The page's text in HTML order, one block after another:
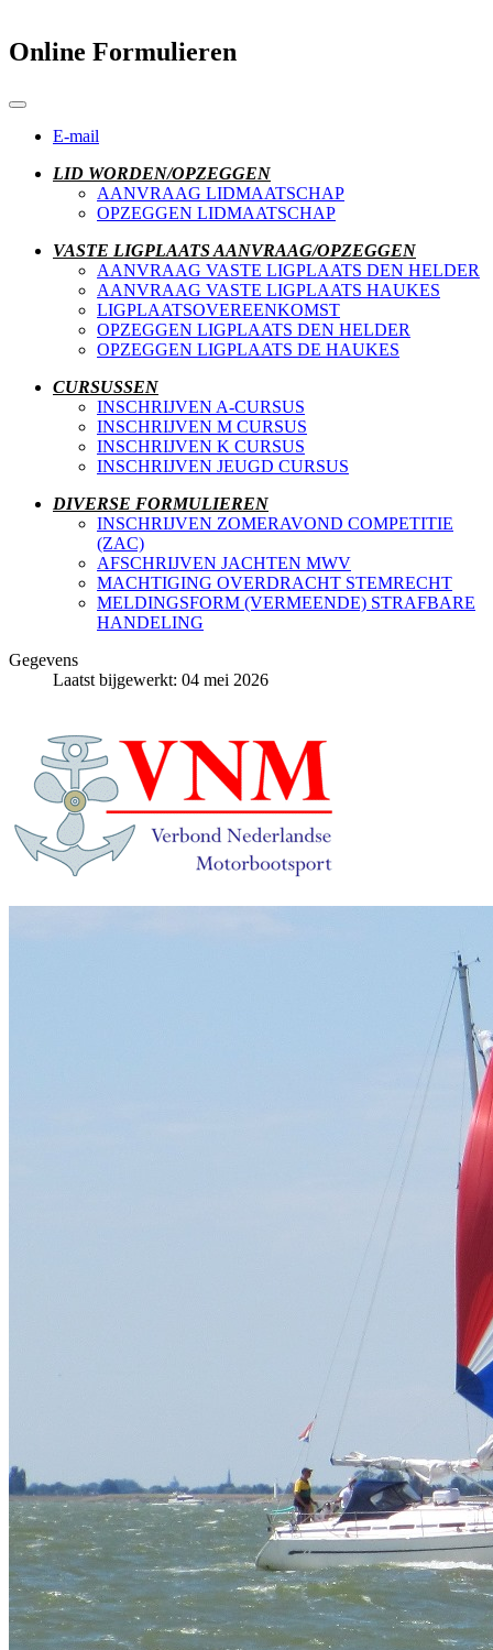
Online Formulieren
E-mail
LID WORDEN/OPZEGGEN
AANVRAAG LIDMAATSCHAP
OPZEGGEN LIDMAATSCHAP
VASTE LIGPLAATS AANVRAAG/OPZEGGEN
AANVRAAG VASTE LIGPLAATS DEN HELDER
AANVRAAG VASTE LIGPLAATS HAUKES
LIGPLAATSOVEREENKOMST
OPZEGGEN LIGPLAATS DEN HELDER
OPZEGGEN LIGPLAATS DE HAUKES
CURSUSSEN
INSCHRIJVEN A-CURSUS
INSCHRIJVEN M CURSUS
INSCHRIJVEN K CURSUS
INSCHRIJVEN JEUGD CURSUS
DIVERSE FORMULIEREN
INSCHRIJVEN ZOMERAVOND COMPETITIE
(ZAC)
AFSCHRIJVEN JACHTEN MWV
MACHTIGING OVERDRACHT STEMRECHT
MELDINGSFORM (VERMEENDE) STRAFBARE
HANDELING
Gegevens
Laatst bijgewerkt: 04 mei 2026